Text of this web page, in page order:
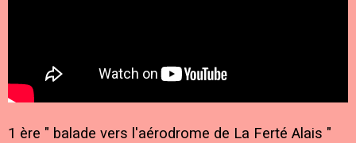
1 ère " balade vers l'aérodrome de La Ferté Alais "